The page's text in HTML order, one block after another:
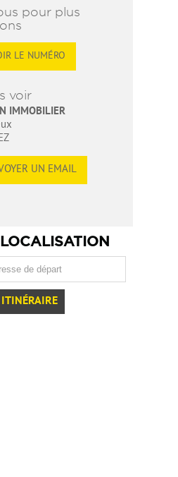
pour plus
LE NUMÉRO
voir
IMMOBILIER
UN EMAIL